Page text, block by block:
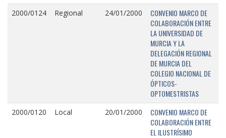
2000/0124 Regional 24/01/2000
CONVENIO MARCO DE
COLABORACIÓN ENTRE
LA UNIVERSIDAD DE
MURCIA Y LA
DELEGACIÓN REGIONAL
DE MURCIA DEL
COLEGIO NACIONAL DE
ÓPTICOS-
OPTOMESTRISTAS
2000/0120 Local 20/01/2000
CONVENIO MARCO DE
COLABORACIÓN ENTRE
EL ILUSTRÍSIMO